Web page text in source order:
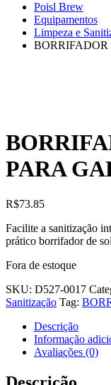
Poisl Brew
Equipamentos
Limpeza e
PARA
R$73.85
Facilite a sanitização
prático borrifador de
Fora de estoque
SKU: D527-0017
Sanitização Tag:
Descrição
Informação
Avaliações (0)